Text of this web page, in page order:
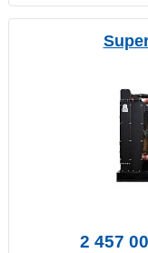
2 457